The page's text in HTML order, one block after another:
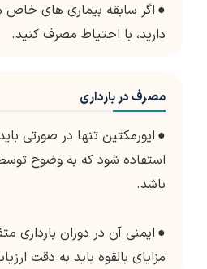
● اگر سابقه بیماری های خاص
دارید، با احتیاط مصرف کنید.
مصرف در بارداری
● ایورمکتین تنها در صورتی
استفاده شود که به وضوح
باشد.
● ایمنی آن در دوران
مزایای بالقوه باید به دقت